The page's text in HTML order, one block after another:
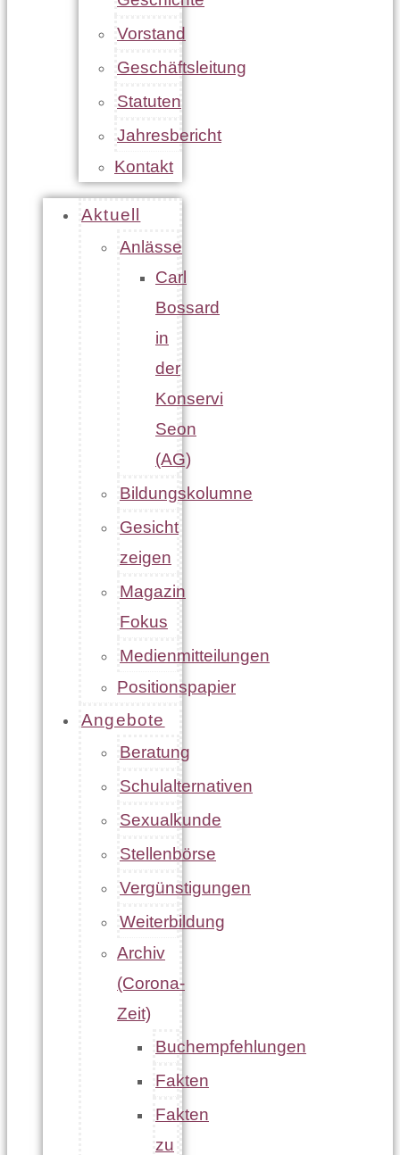
Vorstand
Geschäftsleitung
Statuten
Jahresbericht
Kontakt
Aktuell
Anlässe
Carl
Bossard
in
der
Konservi
Seon
(AG)
Bildungskolumne
Gesicht
zeigen
Magazin
Fokus
Medienmitteilungen
Positionspapier
Angebote
Beratung
Schulalternativen
Sexualkunde
Stellenbörse
Vergünstigungen
Weiterbildung
Archiv
(Corona-
Zeit)
Buchempfehlungen
Fakten
Fakten
zu